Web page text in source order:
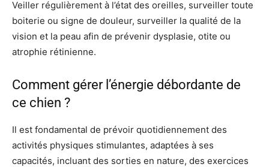
Veiller régulièrement à l’état des oreilles, surveiller toute
boiterie ou signe de douleur, surveiller la qualité de la
vision et la peau afin de prévenir dysplasie, otite ou
atrophie rétinienne.
Comment gérer l’énergie débordante de
ce chien ?
Il est fondamental de prévoir quotidiennement des
activités physiques stimulantes, adaptées à ses
capacités, incluant des sorties en nature, des exercices